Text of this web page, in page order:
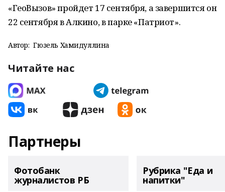
«ГеоВызов» пройдет 17 сентября, а завершится он
22 сентября в Алкино, в парке «Патриот».
Автор: Гюзель Хамидуллина
Читайте нас
Партнеры
Фотобанк
журналистов РБ
Рубрика "Еда и
напитки"